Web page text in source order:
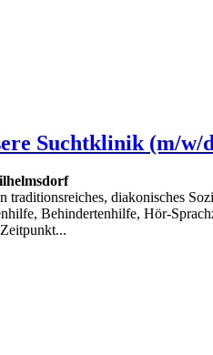
Suchtklinik (m/w/
traditionsreiches, diakonisches
Behindertenhilfe, Hör-